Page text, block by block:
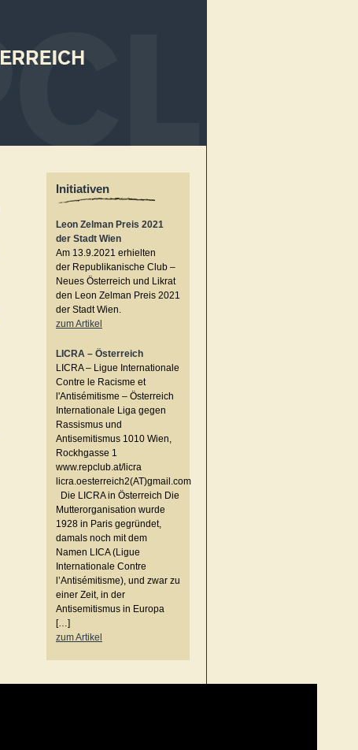
Initiativen
Leon Zelman Preis 2021
der Stadt Wien
Am 13.9.2021 erhielten
der Republikanische Club –
Neues Österreich und Likrat
den Leon Zelman Preis 2021
der Stadt Wien.
zum Artikel
LICRA – Österreich
LICRA – Ligue Internationale
Contre le Racisme et
l'Antisémitisme – Österreich
Internationale Liga gegen
Rassismus und
Antisemitismus 1010 Wien,
Rockhgasse 1
www.repclub.at/licra
licra.oesterreich2(AT)gmail.com
Die LICRA in Österreich Die
Mutterorganisation wurde
1928 in Paris gegründet,
damals noch mit dem
Namen LICA (Ligue
Internationale Contre
l’Antisémitisme), und zwar zu
einer Zeit, in der
Antisemitismus in Europa
[…]
zum Artikel